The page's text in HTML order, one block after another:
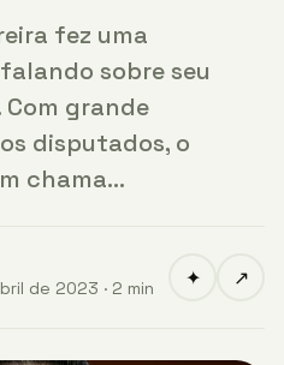
fez uma
sobre seu
grande
disputados, o
chama…
de 2023 · 2 min
✦ ↗